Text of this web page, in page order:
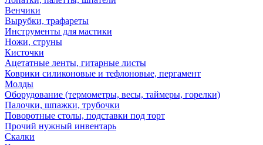
Венчики
Вырубки, трафареты
Инструменты для мастики
Ножи, струны
Кисточки
Ацетатные ленты, гитарные листы
Коврики силиконовые и тефлоновые, пергамент
Молды
Оборудование (термометры, весы, таймеры, горелки)
Палочки, шпажки, трубочки
Поворотные столы, подставки под торт
Прочий нужный инвентарь
Скалки